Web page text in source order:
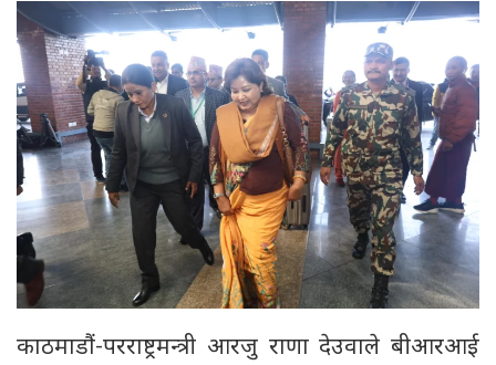
काठमाडौं-परराष्ट्रमन्त्री आरजु राणा देउवाले बीआरआई